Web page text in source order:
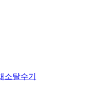
소탈수기